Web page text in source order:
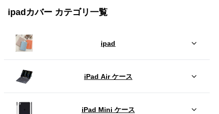
ipadカバー カテゴリ一覧
ipad
iPad Air ケース
iPad Mini ケース